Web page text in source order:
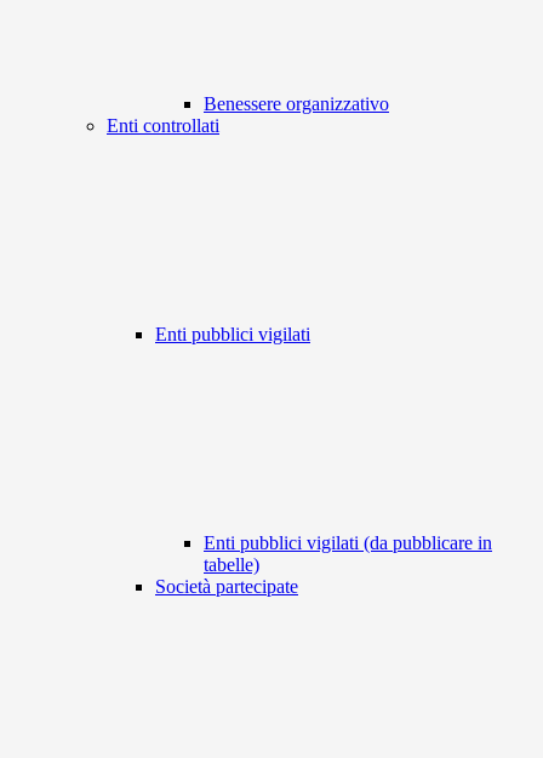
Benessere organizzativo
Enti controllati
Enti pubblici vigilati
Enti pubblici vigilati (da pubblicare in
tabelle)
Società partecipate